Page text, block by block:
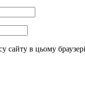
сайту в цьому